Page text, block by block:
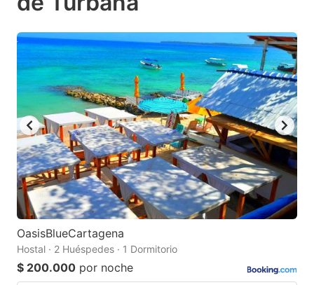
question
mark
key
to
get
the
keyboard
shortcuts
for
changing
dates.
question
mark
key
to
get
the
keyboard
shortcuts
for
OasisBlueCartagena
Hostal · 2 Huéspedes · 1 Dormitorio
$ 200.000 por noche